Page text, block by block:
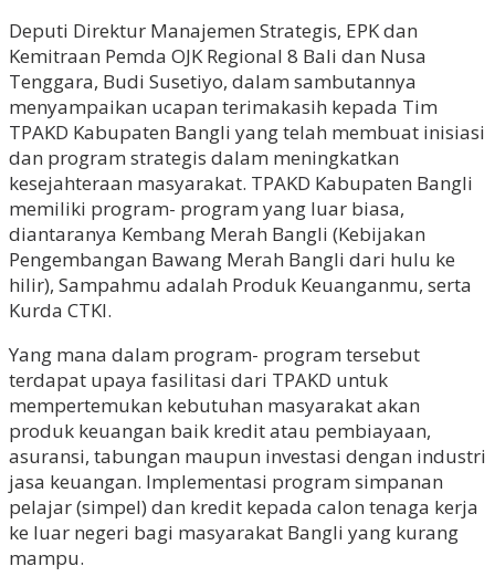
Deputi Direktur Manajemen Strategis, EPK dan
Kemitraan Pemda OJK Regional 8 Bali dan Nusa
Tenggara, Budi Susetiyo, dalam sambutannya
menyampaikan ucapan terimakasih kepada Tim
TPAKD Kabupaten Bangli yang telah membuat inisiasi
dan program strategis dalam meningkatkan
kesejahteraan masyarakat. TPAKD Kabupaten Bangli
memiliki program- program yang luar biasa,
diantaranya Kembang Merah Bangli (Kebijakan
Pengembangan Bawang Merah Bangli dari hulu ke
hilir), Sampahmu adalah Produk Keuanganmu, serta
Kurda CTKI.
Yang mana dalam program- program tersebut
terdapat upaya fasilitasi dari TPAKD untuk
mempertemukan kebutuhan masyarakat akan
produk keuangan baik kredit atau pembiayaan,
asuransi, tabungan maupun investasi dengan industri
jasa keuangan. Implementasi program simpanan
pelajar (simpel) dan kredit kepada calon tenaga kerja
ke luar negeri bagi masyarakat Bangli yang kurang
mampu.